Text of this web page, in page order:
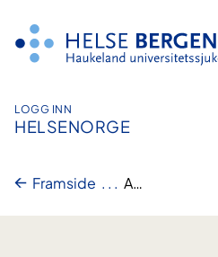
innhald
LOGG INN
HELSENORGE
Framside .. . ADHD-prosjektet